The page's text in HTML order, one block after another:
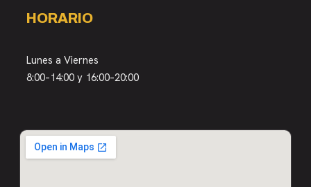
HORARIO
Lunes a Viernes
8:00–14:00 y 16:00–20:00